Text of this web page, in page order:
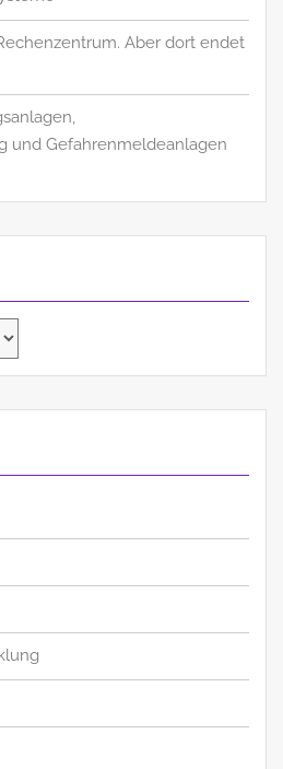
Aber dort endet
und Gefahrenmeldeanlagen